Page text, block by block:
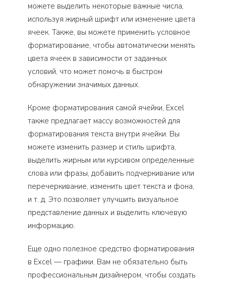
можете выделить некоторые важные числа,
используя жирный шрифт или изменение цвета
ячеек. Также, вы можете применить условное
форматирование, чтобы автоматически менять
цвета ячеек в зависимости от заданных
условий, что может помочь в быстром
обнаружении значимых данных.
Кроме форматирования самой ячейки, Excel
также предлагает массу возможностей для
форматирования текста внутри ячейки. Вы
можете изменить размер и стиль шрифта,
выделить жирным или курсивом определенные
слова или фразы, добавить подчеркивание или
перечеркивание, изменить цвет текста и фона,
и т. д. Это позволяет улучшить визуальное
представление данных и выделить ключевую
информацию.
Еще одно полезное средство форматирования
в Excel — графики. Вам не обязательно быть
профессиональным дизайнером, чтобы создать